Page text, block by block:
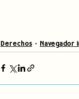
Derechos Navegador